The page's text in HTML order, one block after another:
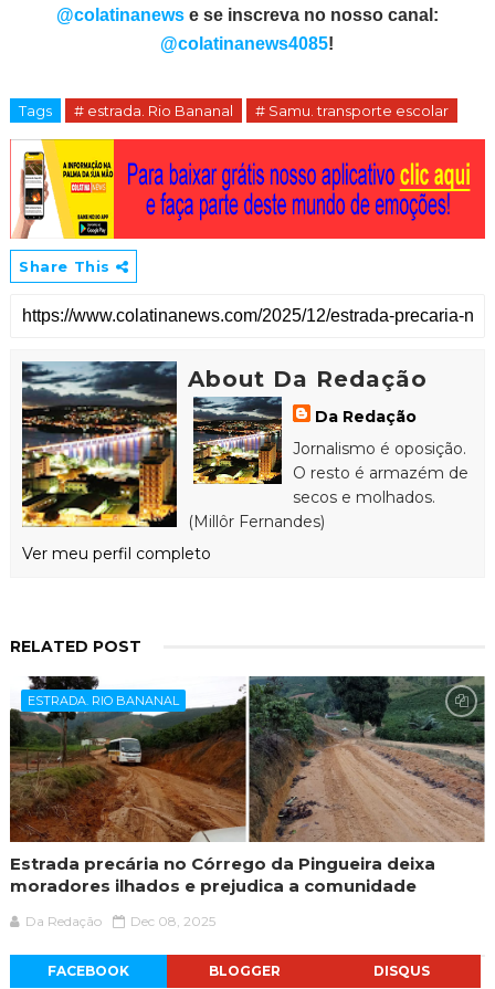
@colatinanewse se inscreva no nosso canal:
@colatinanews4085!
Tags # estrada. Rio Bananal # Samu. transporte escolar
Share This
About Da Redação
Da Redação
Jornalismo é oposição.
O resto é armazém de
secos e molhados.
(Millôr Fernandes)
Ver meu perfil completo
RELATED POST
ESTRADA. RIO BANANAL
Estrada precária no Córrego da Pingueira deixa
moradores ilhados e prejudica a comunidade
Da Redação Dec 08, 2025
FACEBOOK BLOGGER DISQUS